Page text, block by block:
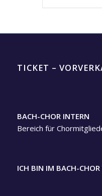
TICKET –
BACH-CHOR INTERN
Bereich für
ICH BIN IM BACH-CHOR